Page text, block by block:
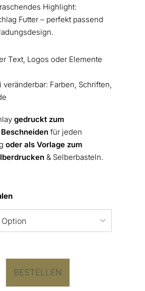
Highlight:
Futter – perfekt passend
Text, Logos oder Elemente
Farben, Schriften,
gedruckt zum
für jeden
oder als Vorlage zum
& Selberbasteln.
BESTELLEN